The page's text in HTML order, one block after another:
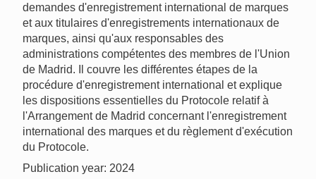
demandes d'enregistrement international de marques
et aux titulaires d'enregistrements internationaux de
marques, ainsi qu'aux responsables des
administrations compétentes des membres de l'Union
de Madrid. Il couvre les différentes étapes de la
procédure d'enregistrement international et explique
les dispositions essentielles du Protocole relatif à
l'Arrangement de Madrid concernant l'enregistrement
international des marques et du règlement d'exécution
du Protocole.
Publication year: 2024